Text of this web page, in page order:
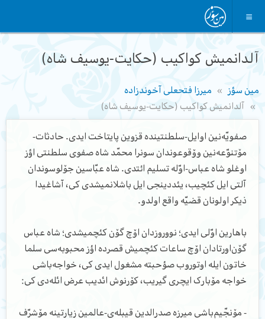
آلدانمیش کواکیب (حکایت-یوسیف شاه)
مین سؤز
میرزا فتحعلی آخوندزاده
آلدانمیش کواکیب (حکایت-یوسیف شاه)
صفویّه‌نین اوایل-سلطنتینده قزوین پایتاخت ایدی. حادثات-
مۆتنوّعه‌نین وۆقوعوندان سونرا محمّد شاه صفوی سلطنتی اؤز
اوغلو شاه عباس-اوّله تسلیم ائتدی. شاه عبّاسین جۆلوسوندان
آلتی ایل کئچیب، یئددینجی ایل باشلانمیشدی کی، آشاغیدا
ذیکر اولونان قضیّه واقع اولدو.
باهارین اوّلی ایدی؛ نووروزدان اۆچ گۆن کئچمیشدی؛ شاه عباس
گۆن‌اورتادان اۆچ ساعات کئچمیش قصرده اؤز محبوبه‌سی سلما
خاتون ایله اوتوروب صؤحبته مشغول ایدی کی، خواجه‌باشی
خواجه مۆبارک ایچری گیریب، کۆرنوش ائدیب عرض ائله‌دی کی:
- مۆنجّیم‌باشی میرزه صدرالدین قیبله‌ی-عالمین زیارتینه مۆشرّف